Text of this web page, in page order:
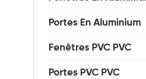
Portes En Aluminium
Fenêtres PVC PVC
Portes PVC PVC